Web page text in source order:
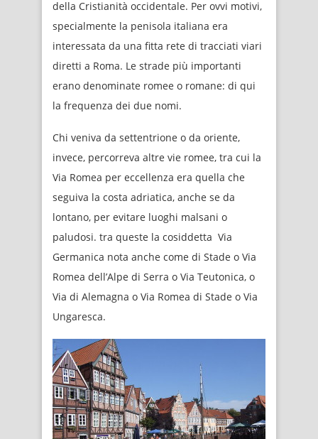
della Cristianità occidentale. Per ovvi motivi,
specialmente la penisola italiana era
interessata da una fitta rete di tracciati viari
diretti a Roma. Le strade più importanti
erano denominate romee o romane: di qui
la frequenza dei due nomi.
Chi veniva da settentrione o da oriente,
invece, percorreva altre vie romee, tra cui la
Via Romea per eccellenza era quella che
seguiva la costa adriatica, anche se da
lontano, per evitare luoghi malsani o
paludosi. tra queste la cosiddetta Via
Germanica nota anche come di Stade o Via
Romea dell’Alpe di Serra o Via Teutonica, o
Via di Alemagna o Via Romea di Stade o Via
Ungaresca.